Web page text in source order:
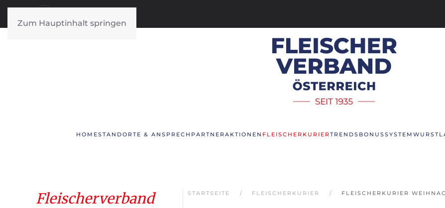
Zum Hauptinhalt springen
HOMESTANDORTE & ANSPRECHPARTNERAKTIONEN FLEISCHERKURIERTRENDS BONUSSYSTEM
STARTSEITE FLEISCHERKURIER FLEISCHERKURIER
Fleischerverband